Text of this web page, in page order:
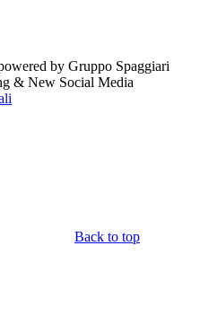
by Gruppo Spaggiari
& New Social Media
Back to top